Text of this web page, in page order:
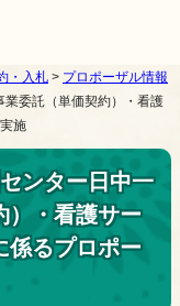
・入札 > プロポーザル情報
委託（単価契約）・看護
施
ンター日中一
）・看護サー
係るプロポー